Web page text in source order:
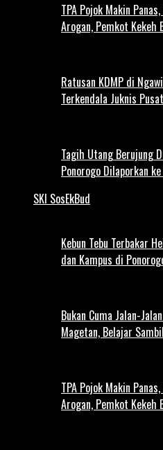
TPA Pojok Makin
Arogan, Pemkot Kekeh
Ratusan KDMP di
Terkendala Juknis Pusat
Tagih Utang Berujung
Ponorogo Dilaporkan
SKI SosEkBud
Kebun Tebu Terbakar
dan Kampus di
Bukan Cuma Jalan-
Magetan, Belajar
TPA Pojok Makin
Arogan, Pemkot Kekeh